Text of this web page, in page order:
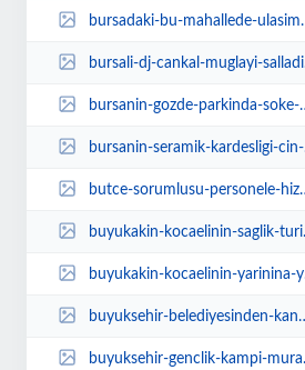
bursadaki-bu-mahallede-ulasim-krizi-devam-ediyor-tfzm487C.jpg
bursali-dj-cankal-muglayi-salladi-FHdSnKfw.jpg
bursanin-gozde-parkinda-soke-eden-goruntu-yVFXjJnO.jpg
bursanin-seramik-kardesligi-cin-basininda-1SPzLvEZ.jpg
butce-sorumlusu-personele-hizmeti-ici-egitim-u7FpZm8t.jpg
buyukakin-kocaelinin-saglik-turizmine-katki-saglayacak-tesisi-yerinde-inceled...
buyukakin-kocaelinin-yarinina-yatirim-yapiyoruz-2DaZsmaU.jpg
buyuksehir-belediyesinden-kano-sup-sporlari-icin-doga-dostu-alan-kullanimi-to...
buyuksehir-genclik-kampi-muratpasali-ogrencileri-agirladi-dP24yBuJ.jpg